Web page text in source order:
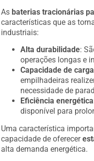
As baterias tracionárias
características que as
industriais:
Alta durabilidade:
operações longas e
Capacidade de
empilhadeiras
necessidade de
Eficiência energética
disponível para
Uma característica
capacidade de oferecer
alta demanda energética.